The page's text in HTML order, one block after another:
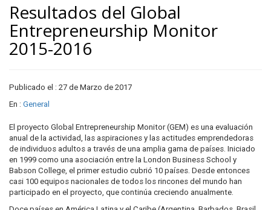
Resultados del Global
Entrepreneurship Monitor
2015-2016
Publicado el : 27 de Marzo de 2017
En : General
El proyecto Global Entrepreneurship Monitor (GEM) es una evaluación
anual de la actividad, las aspiraciones y las actitudes emprendedoras
de individuos adultos a través de una amplia gama de países. Iniciado
en 1999 como una asociación entre la London Business School y
Babson College, el primer estudio cubrió 10 países. Desde entonces
casi 100 equipos nacionales de todos los rincones del mundo han
participado en el proyecto, que continúa creciendo anualmente.